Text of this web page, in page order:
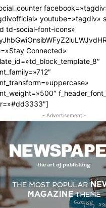
youtube=»tagdiv»
td-social-font-icons»
Connected»
- Advertisement -